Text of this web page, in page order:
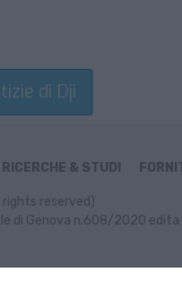
di Dji
RICERCHE & STUDI
reserved)
di Genova n.608/2020 edita